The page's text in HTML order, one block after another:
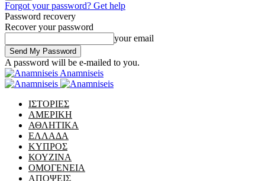
Forgot your password? Get help
Password recovery
Recover your password
your email
A password will be e-mailed to you.
Anamniseis
ΙΣΤΟΡΙΕΣ
ΑΜΕΡΙΚΗ
ΑΘΛΗΤΙΚΑ
ΕΛΛΑΔΑ
ΚΥΠΡΟΣ
ΚΟΥΖΙΝΑ
ΟΜΟΓΕΝΕΙΑ
ΑΠΟΨΕΙΣ